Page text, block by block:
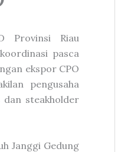
Provinsi Riau
pasca
ekspor CPO
pengusaha
dan steakholder
Janggi Gedung